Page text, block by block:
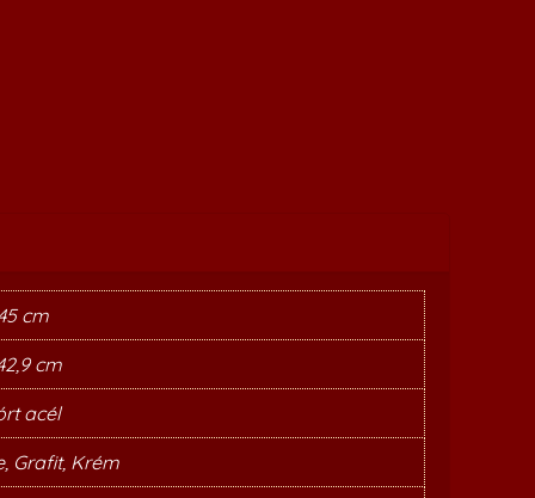
cm
cm
acél
Grafit, Krém